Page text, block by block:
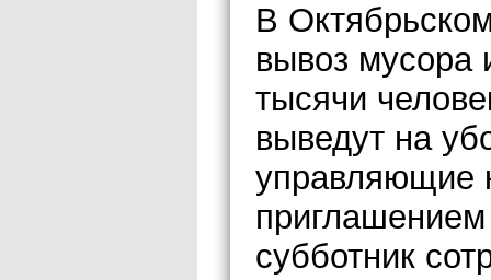
В
вывоз мусора
тысячи
выведут на
управляющие
субботник